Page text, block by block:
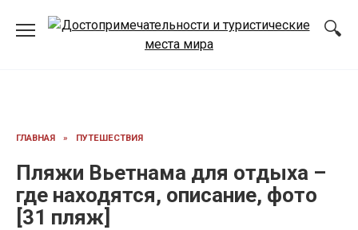
ГЛАВНАЯ » ПУТЕШЕСТВИЯ
Пляжи Вьетнама для отдыха –
где находятся, описание, фото
[31 пляж]